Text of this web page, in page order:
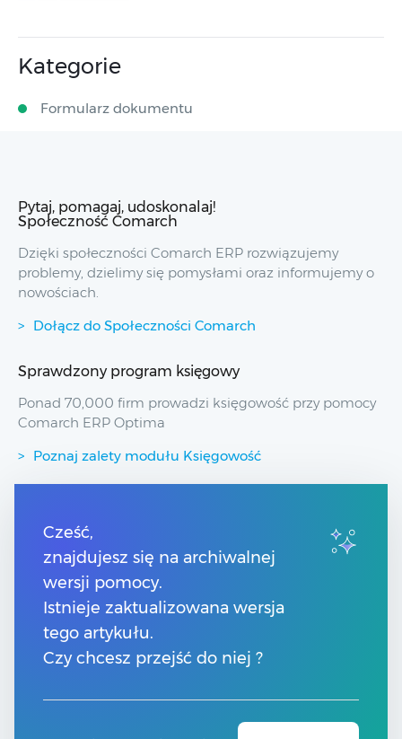
Kategorie
Formularz dokumentu
Pytaj, pomagaj, udoskonalaj!
Społeczność Comarch
Dzięki społeczności Comarch ERP rozwiązujemy
problemy, dzielimy się pomysłami oraz informujemy o
nowościach.
Dołącz do Społeczności Comarch
Sprawdzony program księgowy
Ponad 70,000 firm prowadzi księgowość przy pomocy
Comarch ERP Optima
Poznaj zalety modułu Księgowość
Przydatne linki
Spis treści
Pomoc Comarch Betterfly
Pomoc Comarch e-Sklep
Pomoc Comarch HRM
Kontakt
Znajdź Partnera Comarch
Cześć,
znajdujesz się na archiwalnej
wersji pomocy.
Istnieje zaktualizowana wersja
tego artykułu.
Czy chcesz przejść do niej ?